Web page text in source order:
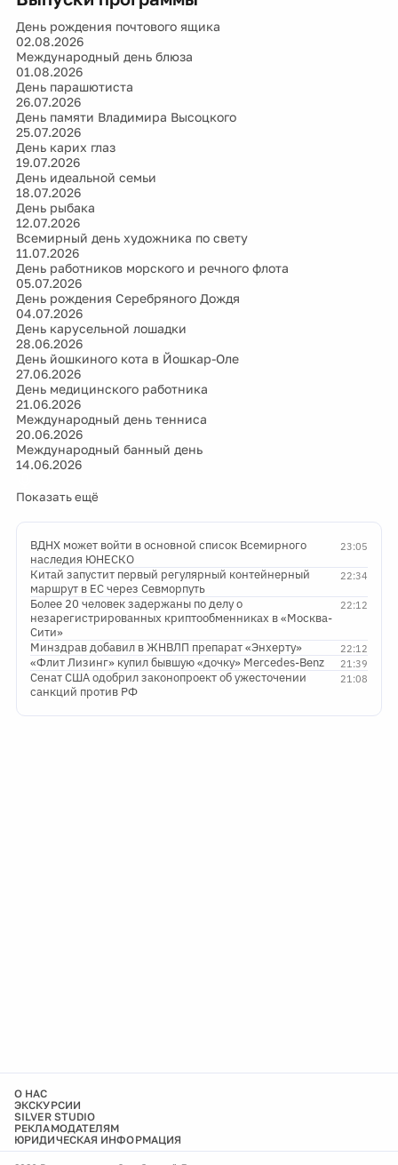
День рождения почтового ящика
02.08.2026
Международный день блюза
01.08.2026
День парашютиста
26.07.2026
День памяти Владимира Высоцкого
25.07.2026
День карих глаз
19.07.2026
День идеальной семьи
18.07.2026
День рыбака
12.07.2026
Всемирный день художника по свету
11.07.2026
День работников морского и речного флота
05.07.2026
День рождения Серебряного Дождя
04.07.2026
День карусельной лошадки
28.06.2026
День йошкиного кота в Йошкар-Оле
27.06.2026
День медицинского работника
21.06.2026
Международный день тенниса
20.06.2026
Международный банный день
14.06.2026
Показать ещё
23:05
ВДНХ может войти в основной список Всемирного
наследия ЮНЕСКО
22:34
Китай запустит первый регулярный контейнерный
маршрут в ЕС через Севморпуть
22:12
Более 20 человек задержаны по делу о
незарегистрированных криптообменниках в «Москва-
Сити»
22:12
Минздрав добавил в ЖНВЛП препарат «Энхерту»
21:39
«Флит Лизинг» купил бывшую «дочку» Mercedes-Benz
21:08
Сенат США одобрил законопроект об ужесточении
санкций против РФ
О НАС
ЭКСКУРСИИ
SILVER STUDIO
РЕКЛАМОДАТЕЛЯМ
ЮРИДИЧЕСКАЯ ИНФОРМАЦИЯ